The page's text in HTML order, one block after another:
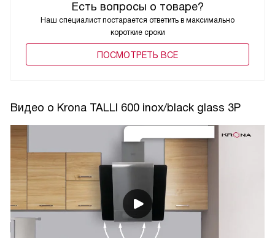
Есть вопросы о товаре?
Наш специалист постарается ответить в максимально
короткие сроки
ПОCМОТРЕТЬ ВСЕ
Видео о Krona TALLI 600 inox/black glass 3P